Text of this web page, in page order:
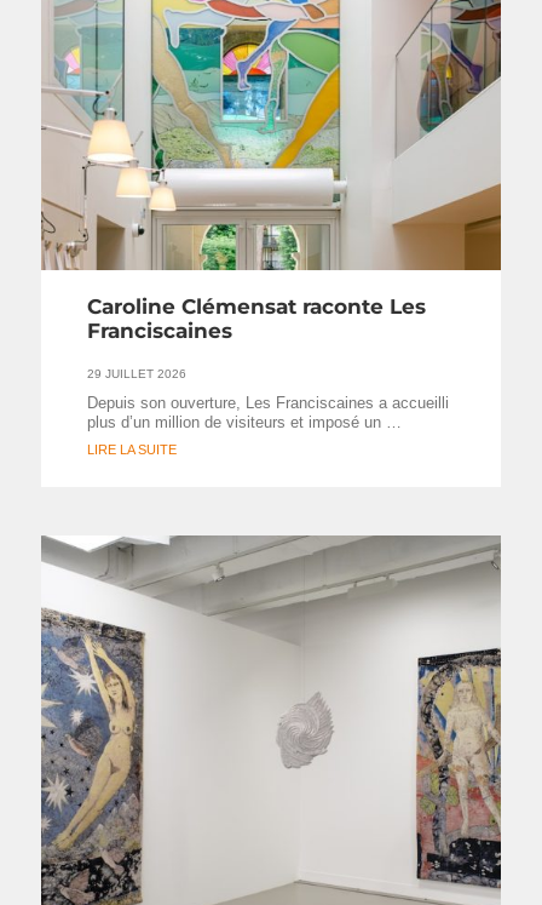
Caroline Clémensat raconte Les
Franciscaines
29 JUILLET 2026
Depuis son ouverture, Les Franciscaines a accueilli
plus d’un million de visiteurs et imposé un …
LIRE LA SUITE